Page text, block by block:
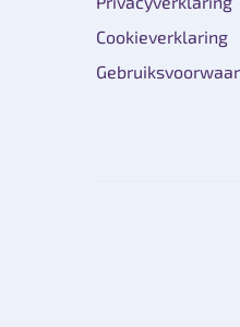
Cookieverklaring